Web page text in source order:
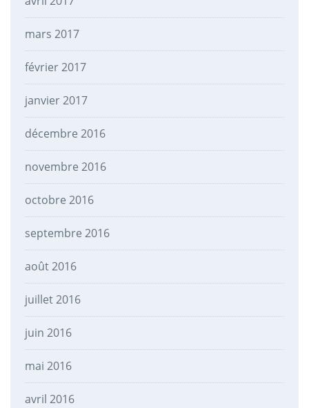
mars 2017
février 2017
janvier 2017
décembre 2016
novembre 2016
octobre 2016
septembre 2016
août 2016
juillet 2016
juin 2016
mai 2016
avril 2016